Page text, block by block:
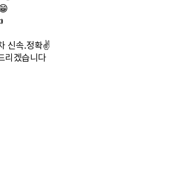
신속.정확✌️
리겠습니다